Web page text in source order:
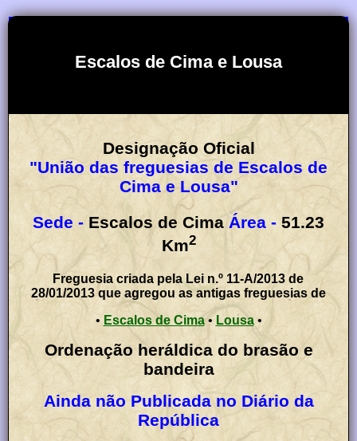
Escalos de Cima e Lousa
Designação Oficial
"União das freguesias de Escalos de
Cima e Lousa"
Sede - Escalos de Cima Área - 51.23
Km2
Freguesia criada pela Lei n.º 11-A/2013 de
28/01/2013 que agregou as antigas freguesias de
•
Escalos de Cima• Lousa•
Ordenação heráldica do brasão e
bandeira
Ainda não Publicada no Diário da
República